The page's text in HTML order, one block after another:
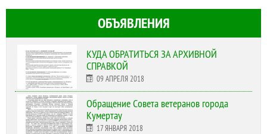
ОБЪЯВЛЕНИЯ
КУДА ОБРАТИТЬСЯ ЗА АРХИВНОЙ
СПРАВКОЙ
09 АПРЕЛЯ 2018
Обращение Совета ветеранов города
Кумертау
17 ЯНВАРЯ 2018